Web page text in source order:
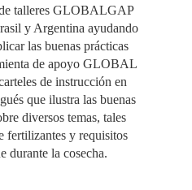
talleres GLOBALGAP
y Argentina ayudando
las buenas prácticas
de apoyo GLOBAL
de instrucción en
que ilustra las buenas
diversos temas, tales
fertilizantes y requisitos
durante la cosecha.